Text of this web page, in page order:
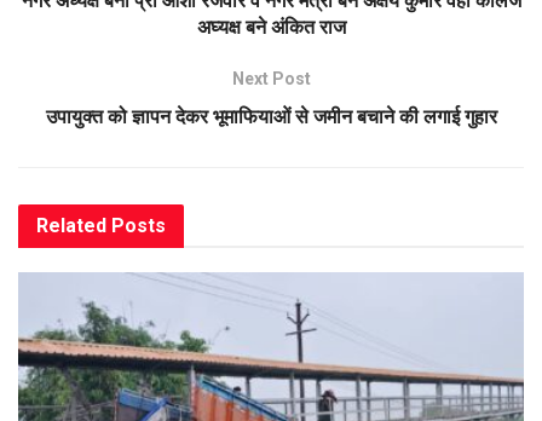
अघ्यक्ष बने अंकित राज
Next Post
उपायुक्त को ज्ञापन देकर भूमाफियाओं से जमीन बचाने की लगाई गुहार
Related Posts